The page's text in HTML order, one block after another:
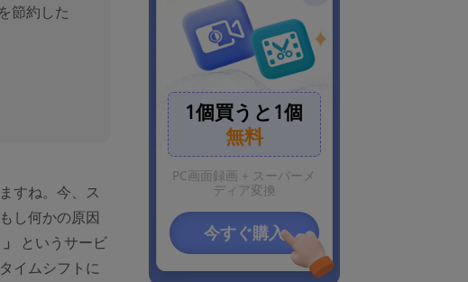
節約した
すね。今、ス
し何かの原因
というサービ
イムシフトに
お見逃しなく
る便利な方法
動画の容量(サイズ)を小さくする
方法
1個買うと1個
無料
PC画面録画 + スーパーメ
ディア変換
今すぐ購入